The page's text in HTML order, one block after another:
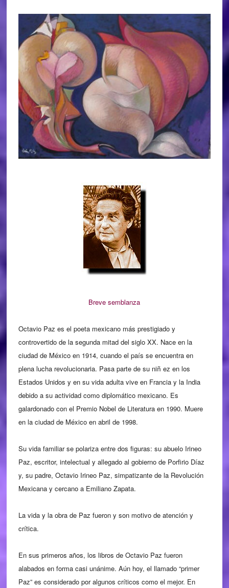
Breve semblanza
Octavio Paz es el poeta mexicano más prestigiado y
controvertido de la segunda mitad del siglo XX. Nace en la
ciudad de México en 1914, cuando el país se encuentra en
plena lucha revolucionaria. Pasa parte de su niñ ez en los
Estados Unidos y en su vida adulta vive en Francia y la India
debido a su actividad como diplomático mexicano. Es
galardonado con el Premio Nobel de Literatura en 1990. Muere
en la ciudad de México en abril de 1998.
Su vida familiar se polariza entre dos figuras: su abuelo Irineo
Paz, escritor, intelectual y allegado al gobierno de Porfirio Díaz
y, su padre, Octavio Irineo Paz, simpatizante de la Revolución
Mexicana y cercano a Emiliano Zapata.
La vida y la obra de Paz fueron y son motivo de atención y
crítica.
En sus primeros años, los libros de Octavio Paz fueron
alabados en forma casi unánime. Aún hoy, el llamado “primer
Paz” es considerado por algunos críticos como el mejor. En